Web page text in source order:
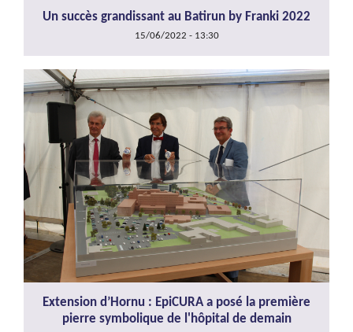
Un succès grandissant au Batirun by Franki 2022
15/06/2022 - 13:30
Extension d’Hornu : EpiCURA a posé la première
pierre symbolique de l'hôpital de demain